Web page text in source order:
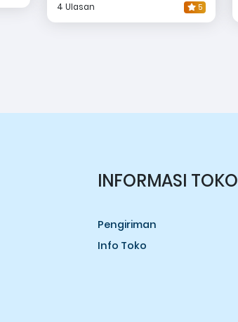
4 Ulasan 5
INFORMASI TOKO
Pengiriman
Info Toko